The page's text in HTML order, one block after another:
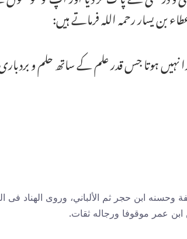
بن یسار رحمہ اللہ فرماتے ہیں:
ہوتا جس قدر علم کے ساتھ حلم و